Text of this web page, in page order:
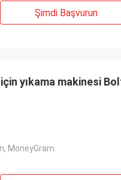
Şimdi Başvurun
yıkama makinesi
MoneyGram